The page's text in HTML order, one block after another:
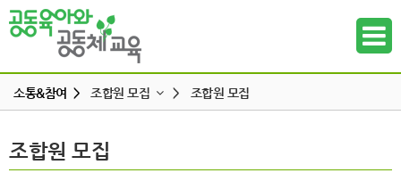
소통&참여 > 조합원 모집 >
공동육아 ing
조합원 모집
조합원 모집